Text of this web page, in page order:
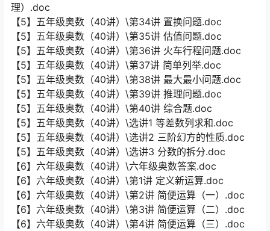
理）.doc
【5】五年级奥数（40讲）\第34讲 置换问题.doc
【5】五年级奥数（40讲）\第35讲 估值问题.doc
【5】五年级奥数（40讲）\第36讲 火车行程问题.doc
【5】五年级奥数（40讲）\第37讲 简单列举.doc
【5】五年级奥数（40讲）\第38讲 最大最小问题.doc
【5】五年级奥数（40讲）\第39讲 推理问题.doc
【5】五年级奥数（40讲）\第40讲 综合题.doc
【5】五年级奥数（40讲）\选讲1 等差数列求和.doc
【5】五年级奥数（40讲）\选讲2 三阶幻方的性质.doc
【5】五年级奥数（40讲）\选讲3 分数的拆分.doc
【6】六年级奥数（40讲）\六年级奥数答案.doc
【6】六年级奥数（40讲）\第1讲 定义新运算.doc
【6】六年级奥数（40讲）\第2讲 简便运算（一）.doc
【6】六年级奥数（40讲）\第3讲 简便运算（二）.doc
【6】六年级奥数（40讲）\第4讲 简便运算（三）.doc